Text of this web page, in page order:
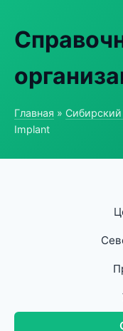
Главная »
Implant